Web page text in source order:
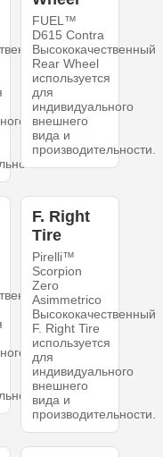
FUEL™
D615 Contra
Высококачественный
Rear Wheel
используется
для
индивидуального
внешнего
вида и
производительности.
F. Right
Tire
Pirelli™
Scorpion
Zero
Asimmetrico
Высококачественный
F. Right Tire
используется
для
индивидуального
внешнего
вида и
производительности.